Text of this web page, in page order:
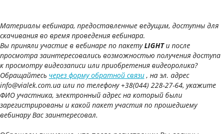
Материалы вебинара, предоставленные ведущим, доступны для
скачивания во время проведения вебинара.
Вы приняли участие в вебинаре по пакетуLIGHTи после
просмотра заинтересовались возможностью получения доступа
к просмотру видеозаписи или приобретения видеоролика?
Обращайтесь через форму обратной связи , на эл. адрес
info@vialek.com.ua или по телефону +38(044) 228-27-64, укажите
ФИО участника, электронный адрес на который были
зарегистрированы и какой пакет участия по прошедшему
вебинару Вас заинтересовал.